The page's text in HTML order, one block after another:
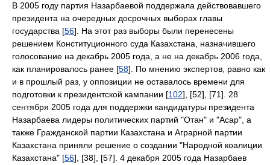
В 2005 году партия Назарбаевой поддержала действовавшего
президента на очередных досрочных выборах главы
государства [56]. На этот раз выборы были перенесены
решением Конституционного суда Казахстана, назначившего
голосование на декабрь 2005 года, а не на декабрь 2006 года,
как планировалось ранее [58]. По мнению экспертов, равно как
и в прошлый раз, у оппозиции не оставалось времени для
подготовки к президентской кампании [102], [52], [71]. 28
сентября 2005 года для поддержки кандидатуры президента
Назарбаева лидеры политических партий "Отан" и "Асар", а
также Гражданской партии Казахстана и Аграрной партии
Казахстана приняли решение о создании "Народной коалиции
Казахстана" [56], [38], [57]. 4 декабря 2005 года Назарбаев